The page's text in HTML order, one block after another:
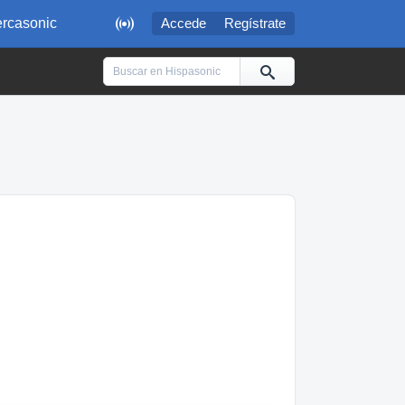
 Accede Regístrate